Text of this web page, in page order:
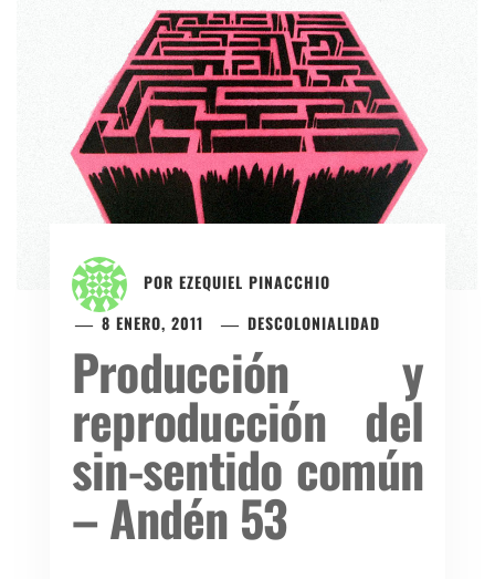
POR EZEQUIEL PINACCHIO
8 ENERO, 2011
DESCOLONIALIDAD
Producción y
reproducción del
sin-sentido común
– Andén 53